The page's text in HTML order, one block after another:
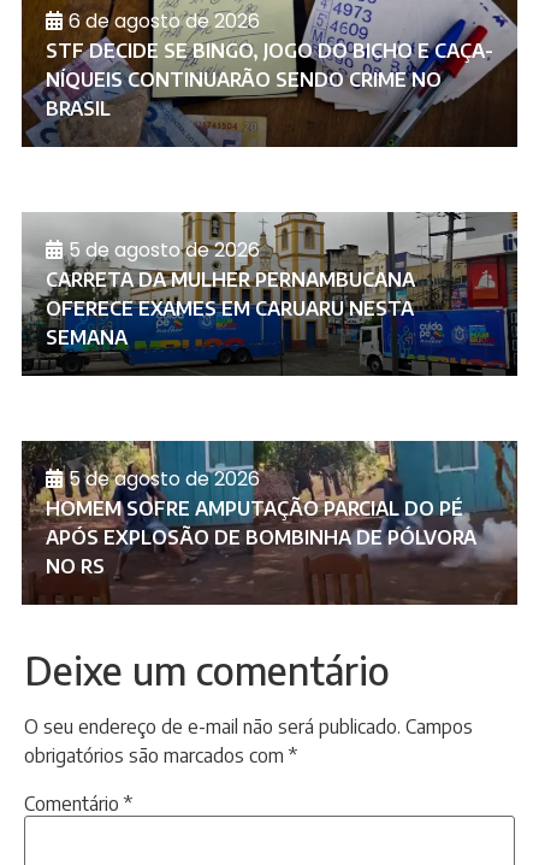
6 de agosto de 2026
STF DECIDE SE BINGO, JOGO DO BICHO E CAÇA-
NÍQUEIS CONTINUARÃO SENDO CRIME NO
BRASIL
5 de agosto de 2026
CARRETA DA MULHER PERNAMBUCANA
OFERECE EXAMES EM CARUARU NESTA
SEMANA
5 de agosto de 2026
HOMEM SOFRE AMPUTAÇÃO PARCIAL DO PÉ
APÓS EXPLOSÃO DE BOMBINHA DE PÓLVORA
NO RS
Deixe um comentário
O seu endereço de e-mail não será publicado. Campos
obrigatórios são marcados com *
Comentário *